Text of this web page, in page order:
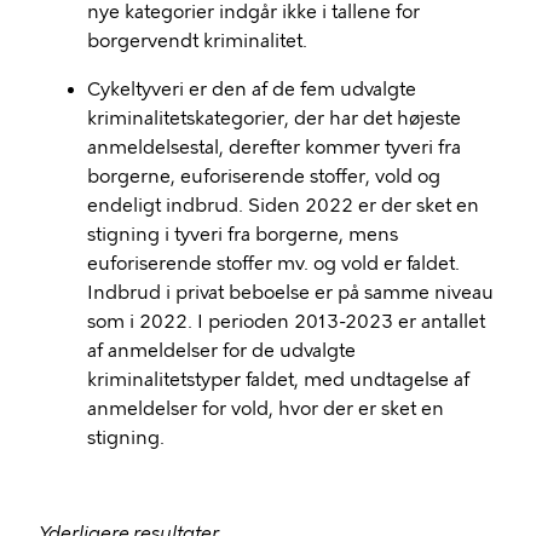
nye kategorier indgår ikke i tallene for
borgervendt kriminalitet.
Cykeltyveri er den af de fem udvalgte
kriminalitetskategorier, der har det højeste
anmeldelsestal, derefter kommer tyveri fra
borgerne, euforiserende stoffer, vold og
endeligt indbrud. Siden 2022 er der sket en
stigning i tyveri fra borgerne, mens
euforiserende stoffer mv. og vold er faldet.
Indbrud i privat beboelse er på samme niveau
som i 2022. I perioden 2013-2023 er antallet
af anmeldelser for de udvalgte
kriminalitetstyper faldet, med undtagelse af
anmeldelser for vold, hvor der er sket en
stigning.